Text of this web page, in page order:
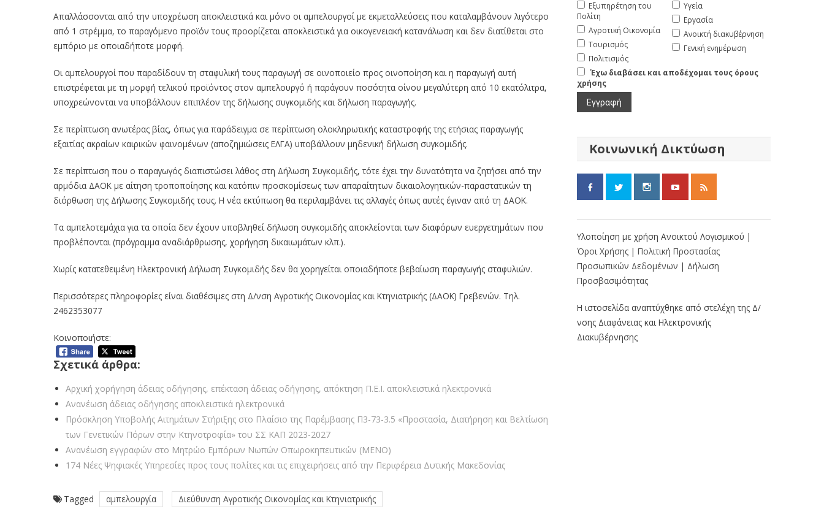
Απαλλάσσονται από την υποχρέωση αποκλειστικά και μόνο οι αμπελουργοί με εκμεταλλεύσεις που καταλαμβάνουν λιγότερο
από 1 στρέμμα, το παραγόμενο προϊόν τους προορίζεται αποκλειστικά για οικογενειακή κατανάλωση και δεν διατίθεται στο
εμπόριο με οποιαδήποτε μορφή.
Οι αμπελουργοί που παραδίδουν τη σταφυλική τους παραγωγή σε οινοποιείο προς οινοποίηση και η παραγωγή αυτή
επιστρέφεται με τη μορφή τελικού προϊόντος στον αμπελουργό ή παράγουν ποσότητα οίνου μεγαλύτερη από 10 εκατόλιτρα,
υποχρεώνονται να υποβάλλουν επιπλέον της δήλωσης συγκομιδής και δήλωση παραγωγής.
Σε περίπτωση ανωτέρας βίας, όπως για παράδειγμα σε περίπτωση ολοκληρωτικής καταστροφής της ετήσιας παραγωγής
εξαιτίας ακραίων καιρικών φαινομένων (αποζημιώσεις ΕΛΓΑ) υποβάλλουν μηδενική δήλωση συγκομιδής.
Σε περίπτωση που ο παραγωγός διαπιστώσει λάθος στη Δήλωση Συγκομιδής, τότε έχει την δυνατότητα να ζητήσει από την
αρμόδια ΔΑΟΚ με αίτηση τροποποίησης και κατόπιν προσκομίσεως των απαραίτητων δικαιολογητικών-παραστατικών τη
διόρθωση της Δήλωσης Συγκομιδής τους. Η νέα εκτύπωση θα περιλαμβάνει τις αλλαγές όπως αυτές έγιναν από τη ΔΑΟΚ.
Τα αμπελοτεμάχια για τα οποία δεν έχουν υποβληθεί δήλωση συγκομιδής αποκλείονται των διαφόρων ευεργετημάτων που
προβλέπονται (πρόγραμμα αναδιάρθρωσης, χορήγηση δικαιωμάτων κλπ.).
Χωρίς κατατεθειμένη Ηλεκτρονική Δήλωση Συγκομιδής δεν θα χορηγείται οποιαδήποτε βεβαίωση παραγωγής σταφυλιών.
Περισσότερες πληροφορίες είναι διαθέσιμες στη Δ/νση Αγροτικής Οικονομίας και Κτηνιατρικής (ΔΑΟΚ) Γρεβενών. Τηλ.
2462353077
Κοινοποιήστε:
Σχετικά άρθρα:
Αρχική χορήγηση άδειας οδήγησης, επέκταση άδειας οδήγησης, απόκτηση Π.Ε.Ι. αποκλειστικά ηλεκτρονικά
Ανανέωση άδειας οδήγησης αποκλειστικά ηλεκτρονικά
Πρόσκληση Υποβολής Αιτημάτων Στήριξης στο Πλαίσιο της Παρέμβασης Π3-73-3.5 «Προστασία, Διατήρηση και Βελτίωση
των Γενετικών Πόρων στην Κτηνοτροφία» του ΣΣ ΚΑΠ 2023-2027
Aνανέωση εγγραφών στο Μητρώο Εμπόρων Νωπών Οπωροκηπευτικών (ΜΕΝΟ)
174 Νέες Ψηφιακές Υπηρεσίες προς τους πολίτες και τις επιχειρήσεις από την Περιφέρεια Δυτικής Μακεδονίας
Tagged αμπελουργία Διεύθυνση Αγροτικής Οικονομίας και Κτηνιατρικής
Εξυπηρέτηση του
Πολίτη
Αγροτική Οικονομία
Τουρισμός
Πολιτισμός
Υγεία
Εργασία
Ανοικτή διακυβέρνηση
Γενική ενημέρωση
Έχω διαβάσει και αποδέχομαι τους όρους
χρήσης
Κοινωνική Δικτύωση
Υλοποίηση με χρήση Ανοικτού Λογισμικού |
Όροι Χρήσης |Πολιτική Προστασίας
Προσωπικών Δεδομένων | Δήλωση
Προσβασιμότητας
Η ιστοσελίδα αναπτύχθηκε από στελέχη της Δ/
νσης Διαφάνειας και Ηλεκτρονικής
Διακυβέρνησης